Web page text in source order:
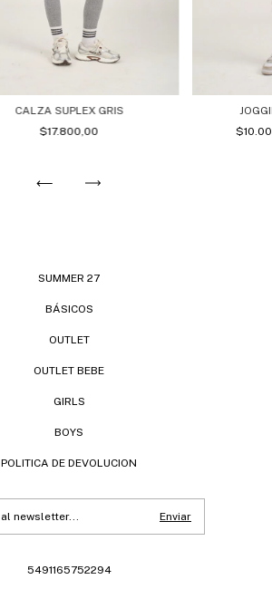
CALZA SUPLEX GRIS
$17.800,00
SUMMER 27
BÁSICOS
OUTLET
OUTLET BEBE
GIRLS
BOYS
POLITICA DE DEVOLUCION
5491165752294